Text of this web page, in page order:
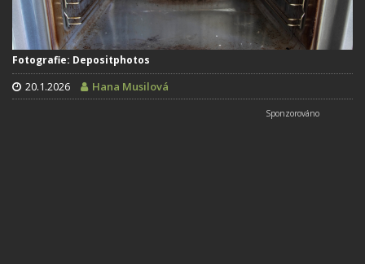
Fotografie: Depositphotos
20.1.2026 Hana Musilová